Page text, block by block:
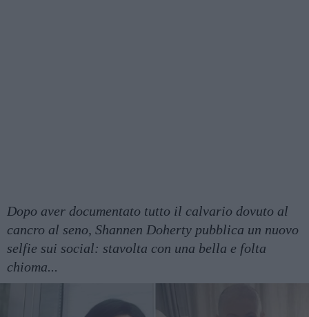
Dopo aver documentato tutto il calvario dovuto al
cancro al seno, Shannen Doherty pubblica un nuovo
selfie sui social: stavolta con una bella e folta
chioma...